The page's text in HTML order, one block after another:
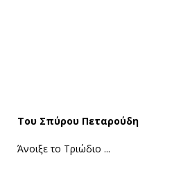
Του Σπύρου Πεταρούδη
Άνοιξε το Τριώδιο ...